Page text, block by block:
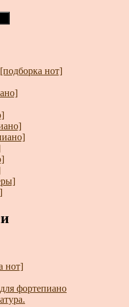
нот]
нот]
фортепиано